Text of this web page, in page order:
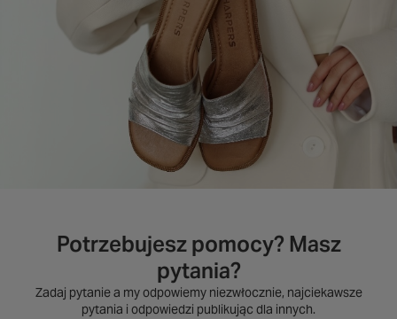
Potrzebujesz pomocy? Masz
pytania?
Zadaj pytanie a my odpowiemy niezwłocznie, najciekawsze
pytania i odpowiedzi publikując dla innych.